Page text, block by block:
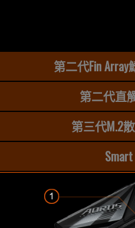
第二代Fin
第二代直
第三代M.2